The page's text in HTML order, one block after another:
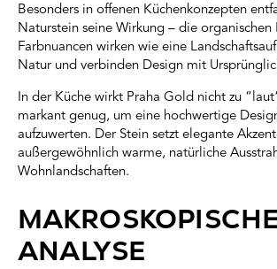
Besonders in offenen Küchenkonzepten
Naturstein seine Wirkung – die organischen
Farbnuancen wirken wie eine
Natur und verbinden Design mit
In der Küche wirkt Praha Gold nicht zu
markant genug, um eine hochwertige
aufzuwerten. Der Stein setzt elegante
außergewöhnlich warme, natürliche
Wohnlandschaften.
MAKROSKOPISCHE
ANALYSE